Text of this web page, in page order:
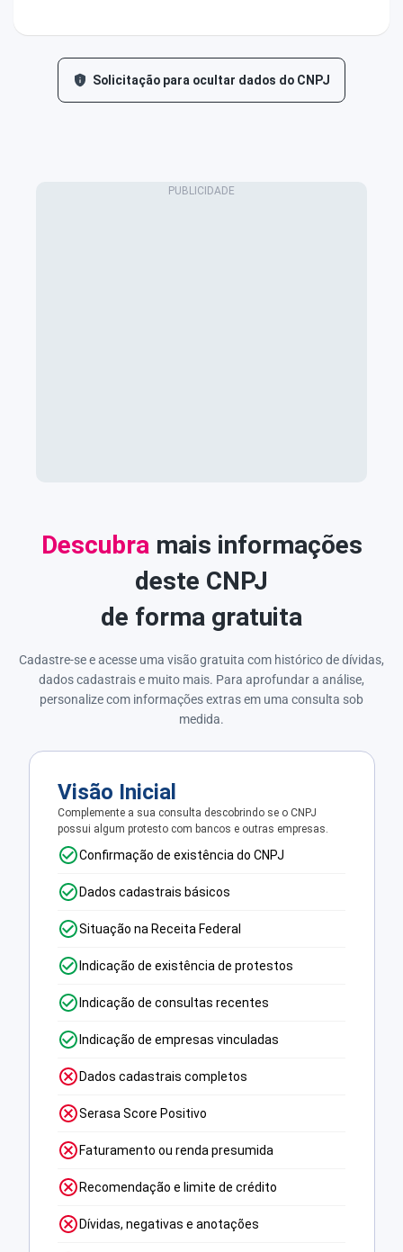
Solicitação para ocultar dados do CNPJ
Descubra mais informações
deste CNPJ
de forma gratuita
Cadastre-se e acesse uma visão gratuita com histórico de dívidas,
dados cadastrais e muito mais. Para aprofundar a análise,
personalize com informações extras em uma consulta sob
medida.
Visão Inicial
Complemente a sua consulta descobrindo se o CNPJ
possui algum protesto com bancos e outras empresas.
Confirmação de existência do CNPJ
Dados cadastrais básicos
Situação na Receita Federal
Indicação de existência de protestos
Indicação de consultas recentes
Indicação de empresas vinculadas
Dados cadastrais completos
Serasa Score Positivo
Faturamento ou renda presumida
Recomendação e limite de crédito
Dívidas, negativas e anotações